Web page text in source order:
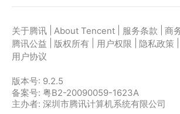
关于腾讯 About Tencent 服务条款 商
腾讯公益
版权所有 用户权限 隐私政策
用户协议
版本号: 9.2.5
备案号: 粤B2-20090059-1623A
主办者: 深圳市腾讯计算机系统有限公司